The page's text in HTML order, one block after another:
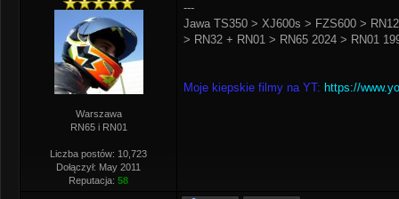
Warszawa
RN65 i RN01
Liczba postów: 10,723
Dołączył: May 2011
Reputacja: 58
---
Jawa TS350 > XJ600s > FZS600 >
> RN32 + RN01 > RN65 2024 > RN01
Moje kiepskie filmy na YT: https://